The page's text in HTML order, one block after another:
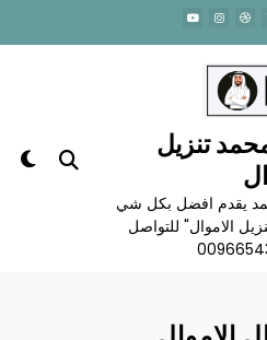
تنزيل
يقدم افضل بكل شي
الاموال" للتواصل